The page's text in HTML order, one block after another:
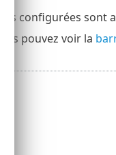
configurées sont
pouvez voir la